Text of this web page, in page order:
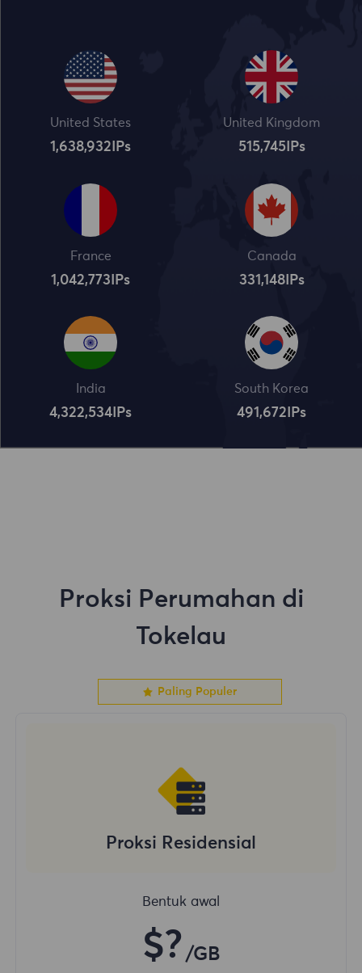
United States
1,638,932 IPs
United Kingdom
515,745IPs
France
1,042,773 IPs
Canada
331,148IPs
India
4,322,534 IPs
South Korea
491,672 IPs
Proksi Perumahan di
Tokelau
Paling Populer
Proksi Residensial
Bentuk awal
$? /GB